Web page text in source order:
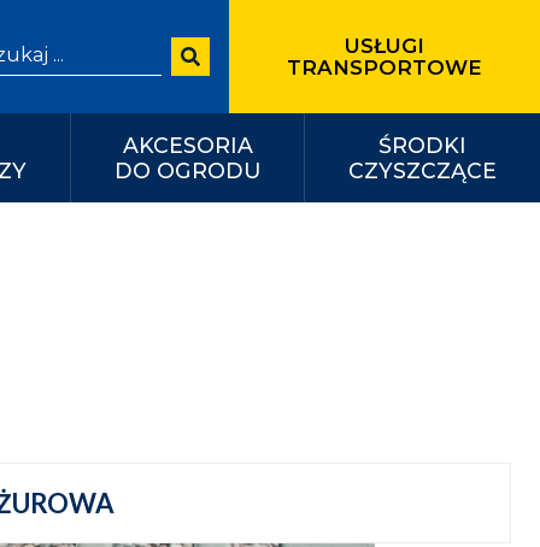
for:
USŁUGI
TRANSPORTOWE
AKCESORIA
DO OGRODU
ŚRODKI
CZYSZCZĄCE